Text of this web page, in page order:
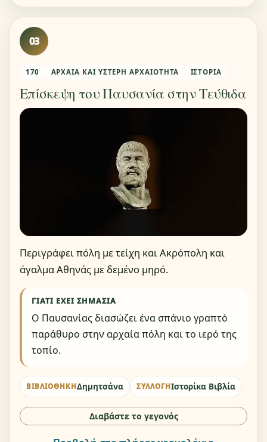
03
170 ΑΡΧΑΊΑ ΚΑΙ ΎΣΤΕΡΗ ΑΡΧΑΙΌΤΗΤΑ ΙΣΤΟΡΊΑ
Επίσκεψη του Παυσανία στην Τεύθιδα
Περιγράφει πόλη με τείχη και Ακρόπολη και
άγαλμα Αθηνάς με δεμένο μηρό.
ΓΙΑΤΊ ΈΧΕΙ ΣΗΜΑΣΊΑ
Ο Παυσανίας διασώζει ένα σπάνιο γραπτό
παράθυρο στην αρχαία πόλη και το ιερό της
τοπίο.
ΒΙΒΛΙΟΘΉΚΗΔημητσάνα ΣΥΛΛΟΓΉΙστορίκα Βιβλία
Διαβάστε το γεγονός